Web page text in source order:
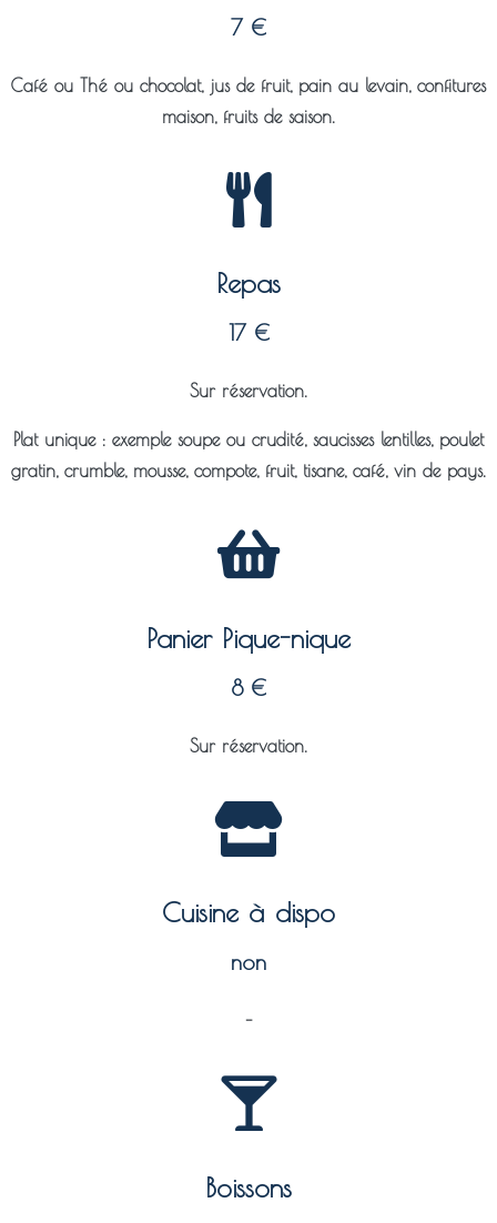
7 €
Café ou Thé ou chocolat, jus de fruit, pain au levain, confitures
maison, fruits de saison.
Repas
17 €
Sur réservation.
Plat unique : exemple soupe ou crudité, saucisses lentilles, poulet
gratin, crumble, mousse, compote, fruit, tisane, café, vin de pays.
Panier Pique-nique
8 €
Sur réservation.
Cuisine à dispo
non
–
Boissons